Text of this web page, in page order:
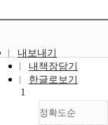
내보내기
내책장담기
한글로보기
정확도순
1